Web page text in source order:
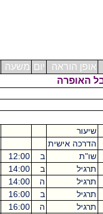
אופן הוראה יום משעה
האופרה
שיעור
הדרכה אישית
שו"ת
ב 12:00
תרגיל
ב 14:00
תרגיל
ה 14:00
תרגיל
ב 16:00
תרגיל
ה 16:00